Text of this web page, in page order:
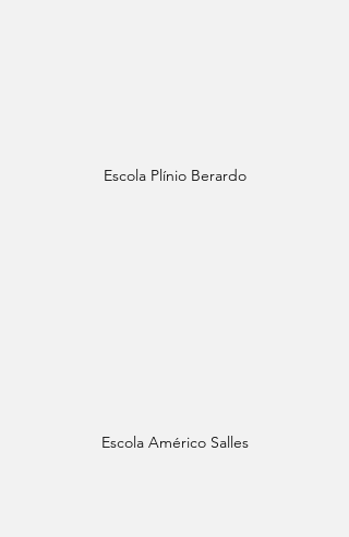
Escola Plínio Berardo
Escola Américo Salles